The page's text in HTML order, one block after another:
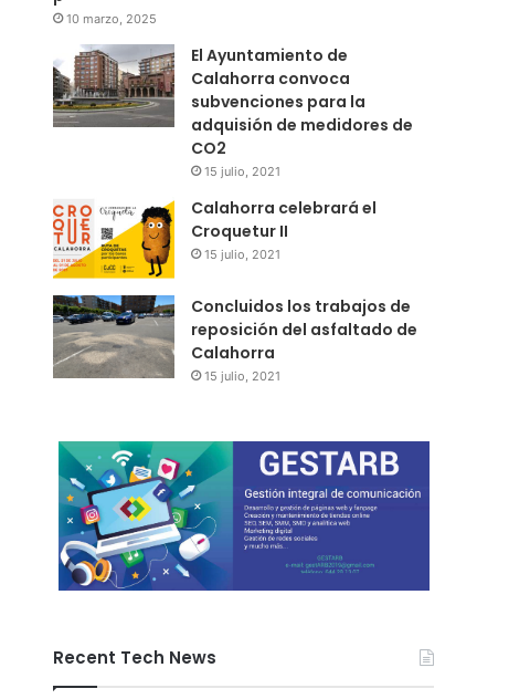
10 marzo, 2025
El Ayuntamiento de
Calahorra convoca
subvenciones para la
adquisión de medidores de
CO2
15 julio, 2021
Calahorra celebrará el
Croquetur II
15 julio, 2021
Concluidos los trabajos de
reposición del asfaltado de
Calahorra
15 julio, 2021
Recent Tech News